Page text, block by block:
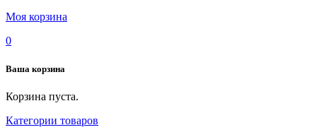
Моя корзина
0
Ваша корзина
Корзина пуста.
Категории товаров